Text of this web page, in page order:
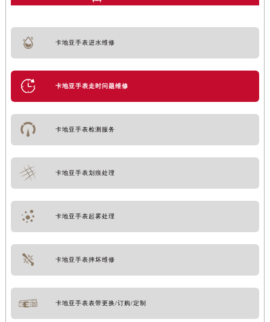
卡地亚手表进水维修
卡地亚手表走时问题维修
卡地亚手表检测服务
卡地亚手表划痕处理
卡地亚手表起雾处理
卡地亚手表摔坏维修
卡地亚手表表带更换/订购/定制